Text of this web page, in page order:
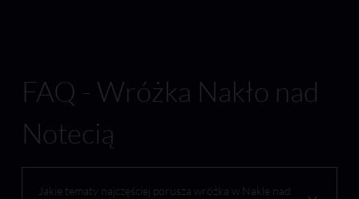
FAQ - Wróżka Nakło nad
Notecią
Jakie tematy najczęściej porusza wróżka w Nakle nad